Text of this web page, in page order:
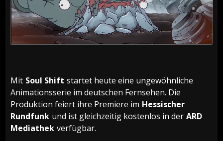
Mit Soul Shift startet heute eine ungewöhnliche
Animationsserie im deutschen Fernsehen. Die
Produktion feiert ihre Premiere im Hessischer
Rundfunk und ist gleichzeitig kostenlos in der ARD
Mediathek verfügbar.